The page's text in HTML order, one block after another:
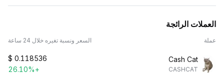
العملات الرائجة
عملة السعر ونسبة تغيره خلال 24 ساعة
Cash Cat
CASHCAT
$ 0.118536
+26.10%